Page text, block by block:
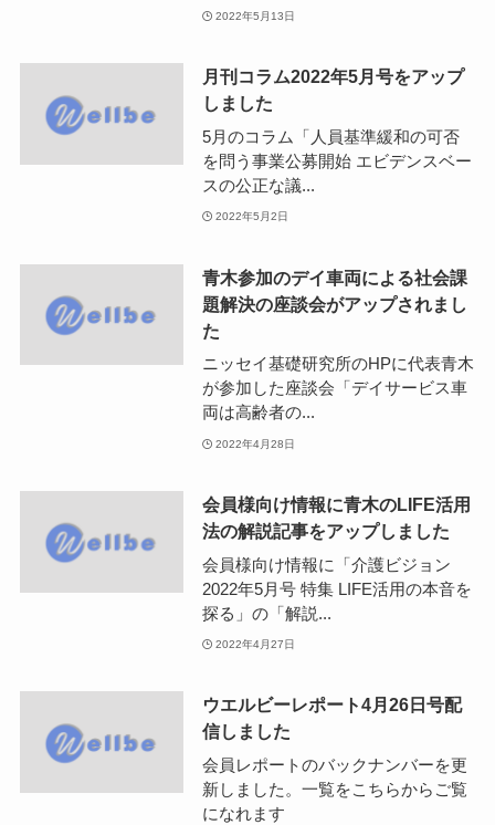
2022年5月13日
月刊コラム2022年5月号をアップ
しました
5月のコラム「人員基準緩和の可否
を問う事業公募開始 エビデンスベー
スの公正な議...
2022年5月2日
青木参加のデイ車両による社会課
題解決の座談会がアップされまし
た
ニッセイ基礎研究所のHPに代表青木
が参加した座談会「デイサービス車
両は高齢者の...
2022年4月28日
会員様向け情報に青木のLIFE活用
法の解説記事をアップしました
会員様向け情報に「介護ビジョン
2022年5月号 特集 LIFE活用の本音を
探る」の「解説...
2022年4月27日
ウエルビーレポート4月26日号配
信しました
会員レポートのバックナンバーを更
新しました。一覧をこちらからご覧
になれます